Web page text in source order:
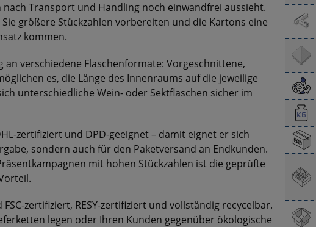
Transport und Handling noch einwandfrei aussieht.
größere Stückzahlen vorbereiten und die Kartons eine
kommen.
an verschiedene Flaschenformate: Vorgeschnittene,
es, die Länge des Innenraums auf die jeweilige
unterschiedliche Wein- oder Sektflaschen sicher im
zertifiziert und DPD-geeignet – damit eignet er sich
sondern auch für den Paketversand an Endkunden.
mit hohen Stückzahlen ist die geprüfte
zertifiziert, RESY-zertifiziert und vollständig recycelbar.
legen oder Ihren Kunden gegenüber ökologische